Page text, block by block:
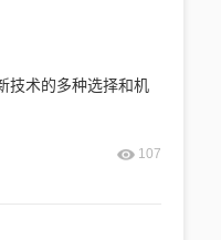
技术的多种选择和机
107